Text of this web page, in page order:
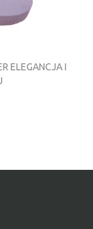
ELEGANCJA I